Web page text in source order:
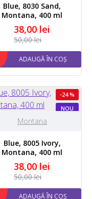
Blue, 8030 Sand,
Montana, 400 ml
38,00 lei
50,00 lei
ADAUGĂ ÎN COȘ
NOU
-24 %
Montana
Blue, 8005 Ivory,
Montana, 400 ml
38,00 lei
50,00 lei
ADAUGĂ ÎN COȘ